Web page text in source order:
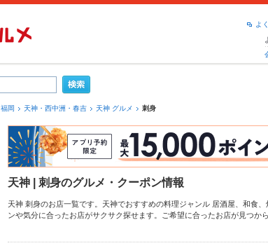
よ
福岡 天神・西中洲・春吉 天神 グルメ 刺身
天神 | 刺身のグルメ・クーポン情報
天神 刺身のお店一覧です。天神でおすすめの料理ジャンル 居酒屋 和食
ンや気分に合ったお店がサクサク探せます。ご希望に合ったお店が見つか